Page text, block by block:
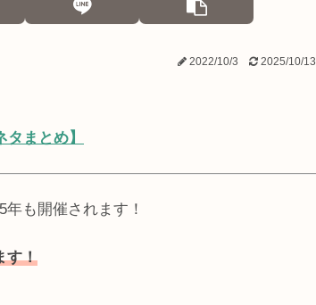
2022/10/3 2025/10/13
まとめ】
も開催されます！
す！